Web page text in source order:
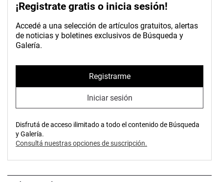
¡Registrate gratis o inicia sesión!
Accedé a una selección de artículos gratuitos, alertas
de noticias y boletines exclusivos de Búsqueda y
Galería.
Registrarme
Iniciar sesión
Disfrutá de acceso ilimitado a todo el contenido de Búsqueda
y Galería.
Consultá nuestras opciones de suscripción.